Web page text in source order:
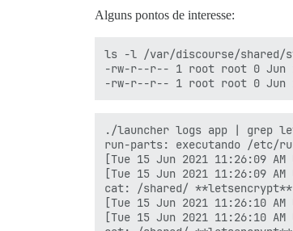
Alguns pontos de interesse:
ls -l /var/discourse/shared/
-rw-r--r-- 1 root root 0 Jun 15
./launcher logs app | grep
run-parts: executando /etc/
[Tue 15 Jun 2021 11:26:09
[Tue 15 Jun 2021 11:26:09
cat: /shared/ **letsencrypt** /
[Tue 15 Jun 2021 11:26:10
[Tue 15 Jun 2021 11:26:10